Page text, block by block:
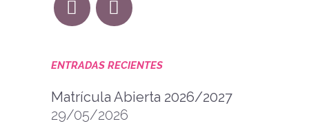
ENTRADAS RECIENTES
Matrícula Abierta 2026/2027
29/05/2026